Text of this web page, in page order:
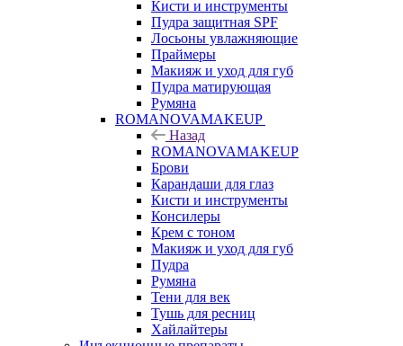
Кисти и инструменты
Пудра защитная SPF
Лосьоны увлажняющие
Праймеры
Макияж и уход для губ
Пудра матирующая
Румяна
ROMANOVAMAKEUP
Назад
ROMANOVAMAKEUP
Брови
Карандаши для глаз
Кисти и инструменты
Консилеры
Крем с тоном
Макияж и уход для губ
Пудра
Румяна
Тени для век
Тушь для ресниц
Хайлайтеры